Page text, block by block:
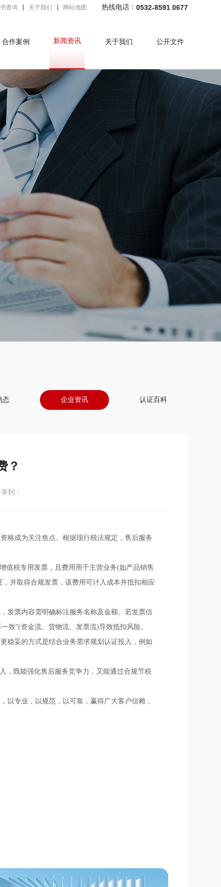
热线电话： 0532-8591 0677
查询 关于我们 网站地图
合作案例 新闻资讯 关于我们 公开文件
态 企业资讯 认证百科
？
到：
格成为关注焦点。根据现行税法规定，售后服务
值税专用发票，且费用用于主营业务(如产品销售
并取得合规发票，该费用可计入成本并抵扣相应
发票内容需明确标注服务名称及金额。若发票信
致”(资金流、货物流、发票流)导致抵扣风险。
稳妥的方式是结合业务需求规划认证投入，例如
，既能强化售后服务竞争力，又能通过合规节税
以专业，以规范，以可靠，赢得广大客户信赖，